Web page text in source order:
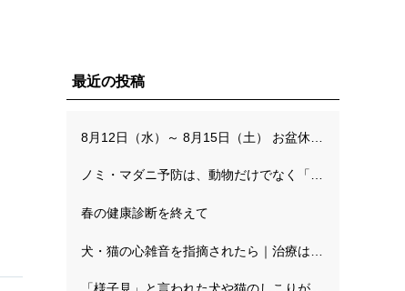
最近の投稿
ノミ・マダニ予防は、動物だけでなく「人を守る予防」でもあります
春の健康診断を終えて